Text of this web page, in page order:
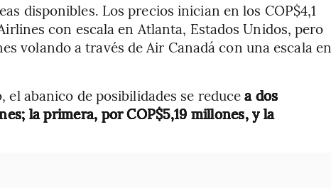
disponibles. Los precios inician en los COP$4,1
con escala en Atlanta, Estados Unidos, pero
volando a través de Air Canadá con una escala en
el abanico de posibilidades se reducea dos
la primera, por COP$5,19 millones, y la